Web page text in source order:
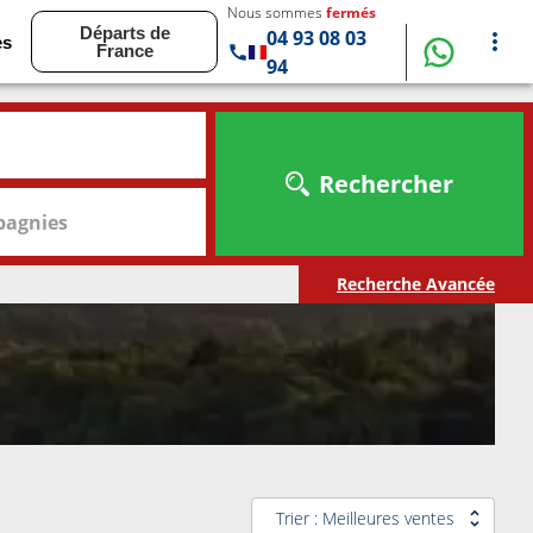
Départs de
France
Nous sommes fermés
04 93 08 03
94
Rechercher
Recherche Avancée
Trier : Meilleures ventes